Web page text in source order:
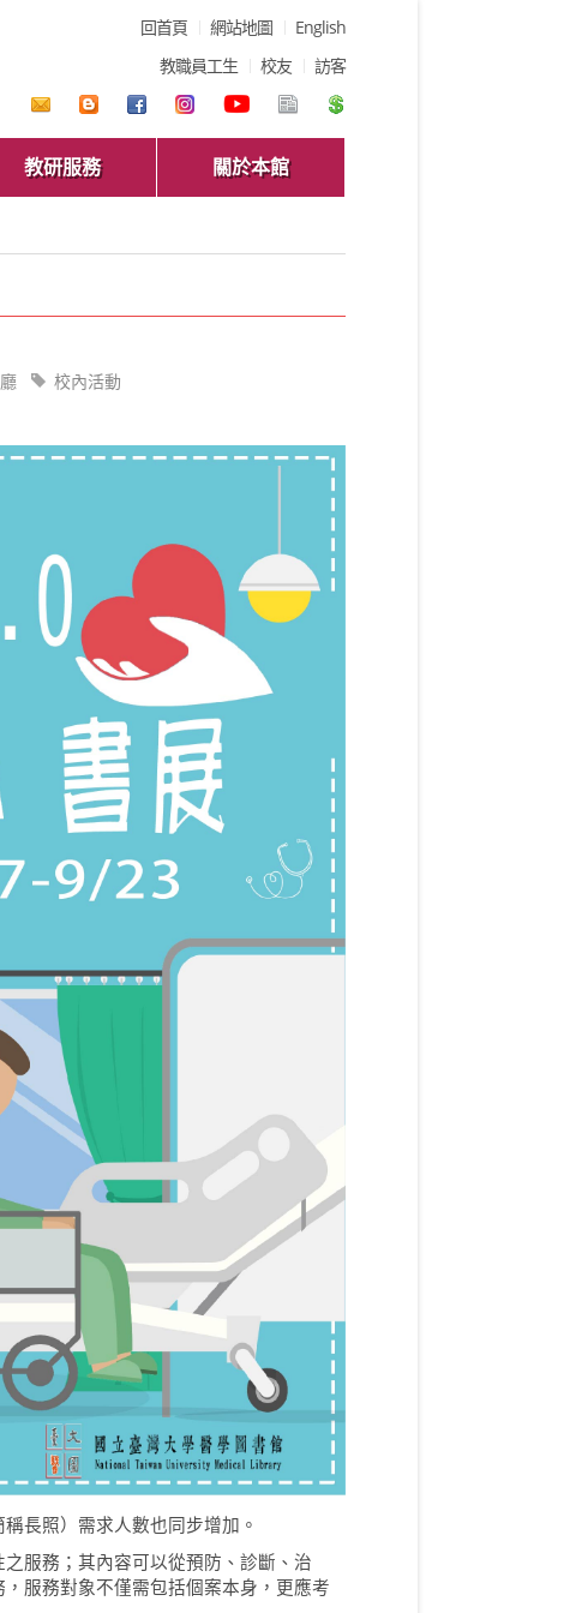
回首頁 網站地圖
English
教職員工生
校友 訪客
教研服務 關於本館
校內活動
長照）需求人數也同步增加。
服務；其內容可以從預防、診斷、治
服務對象不僅需包括個案本身，更應考